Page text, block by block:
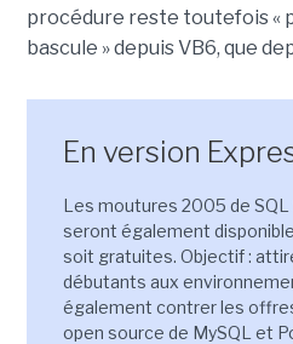
procédure reste toutefois «
bascule » depuis VB6, que
En version
Les moutures 2005 de
seront également
soit gratuites. Objectif :
débutants aux
également contrer les
open source de MySQL et